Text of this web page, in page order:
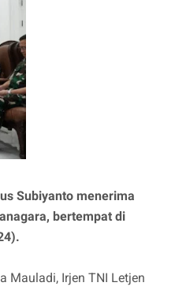
Subiyanto menerima
bertempat di
Mauladi, Irjen TNI Letjen